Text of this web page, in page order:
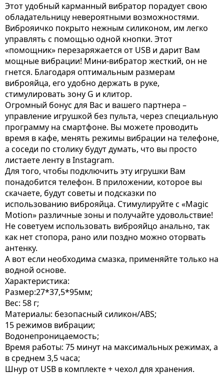
Этот удобный карманный вибратор порадует свою
обладательницу невероятными возможностями.
Виброяичко покрыто нежным силиконом, им легко
управлять с помощью одной кнопки. Этот
«помощник» перезаряжается от USB и дарит Вам
мощные вибрации! Мини-вибратор жесткий, он не
гнется. Благодаря оптимальным размерам
виброяйца, его удобно держать в руке,
стимулировать зону G и клитор.
Огромный бонус для Вас и вашего партнера –
управление игрушкой без пульта, через специальную
программу на смартфоне. Вы можете проводить
время в кафе, менять режимы вибрации на телефоне,
а соседи по столику будут думать, что вы просто
листаете ленту в Instagram.
Для того, чтобы подключить эту игрушки Вам
понадобится телефон. В приложении, которое вы
скачаете, будут советы и подсказки по
использованию виброяйца. Стимулируйте с «Magic
Motion» различные зоны и получайте удовольствие!
Не советуем использовать виброяйцо анально, так
как нет стопора, рано или поздно можно оторвать
антенку.
А вот если необходима смазка, применяйте только на
водной основе.
Характеристика:
Размер:27*37,5*95мм;
Вес: 58 г;
Материалы: безопасный силикон/ABS;
15 режимов вибрации;
Водонепроницаемость;
Время работы: 75 минут на максимальных режимах, а
в среднем 3,5 часа;
Шнур от USB в комплекте + чехол для хранения.